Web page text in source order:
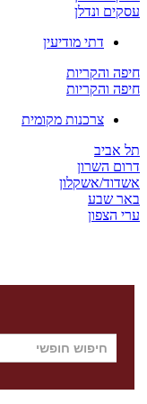
עסקים ונדלן
דתי מודיעין
חיפה והקריות
חיפה והקריות
צרכנות מקומית
תל אביב
דרום השרון
אשדוד/אשקלון
באר שבע
ערי הצפון